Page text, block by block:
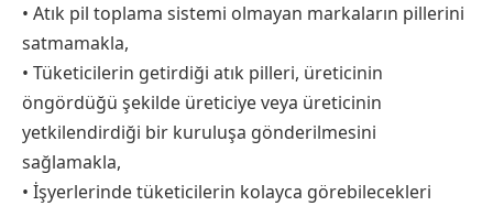
• Atık pil toplama sistemi olmayan markaların pillerini
satmamakla,
• Tüketicilerin getirdiği atık pilleri, üreticinin
öngördüğü şekilde üreticiye veya üreticinin
yetkilendirdiği bir kuruluşa gönderilmesini
sağlamakla,
• İşyerlerinde tüketicilerin kolayca görebilecekleri